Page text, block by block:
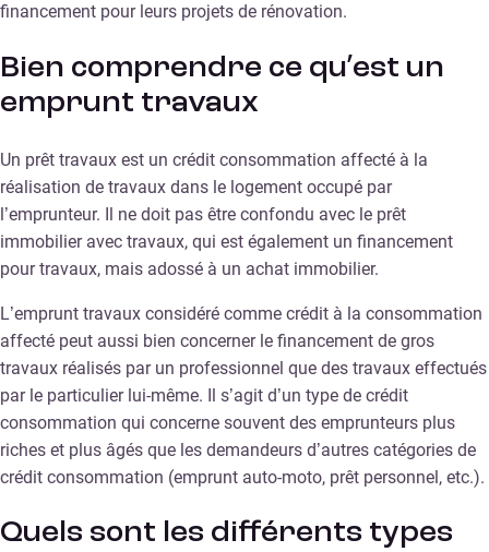
financement pour leurs projets de rénovation.
Bien comprendre ce qu’est un
emprunt travaux
Un prêt travaux est un crédit consommation affecté à la
réalisation de travaux dans le logement occupé par
l’emprunteur. Il ne doit pas être confondu avec le prêt
immobilier avec travaux, qui est également un financement
pour travaux, mais adossé à un achat immobilier.
L’emprunt travaux considéré comme crédit à la consommation
affecté peut aussi bien concerner le financement de gros
travaux réalisés par un professionnel que des travaux effectués
par le particulier lui-même. Il s’agit d’un type de crédit
consommation qui concerne souvent des emprunteurs plus
riches et plus âgés que les demandeurs d’autres catégories de
crédit consommation (emprunt auto-moto, prêt personnel, etc.).
Quels sont les différents types